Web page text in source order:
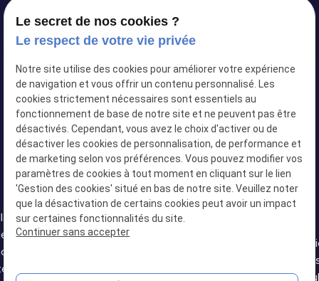
Siret : 82103434500024
Plan du site
Mentions légales
Politique de confidentialité
Gestion des cookies
à
à
Installation
portes
Installation de
Installation
Basse-
douche
Le secret de nos cookies ?
Le respect de votre vie privée
Notre site utilise des cookies pour améliorer votre expérience
de navigation et vous offrir un contenu personnalisé. Les
cookies strictement nécessaires sont essentiels au
fonctionnement de base de notre site et ne peuvent pas être
désactivés. Cependant, vous avez le choix d'activer ou de
désactiver les cookies de personnalisation, de performance et
de marketing selon vos préférences. Vous pouvez modifier vos
paramètres de cookies à tout moment en cliquant sur le lien
'Gestion des cookies' situé en bas de notre site. Veuillez noter
que la désactivation de certains cookies peut avoir un impact
sur certaines fonctionnalités du site.
Continuer sans accepter